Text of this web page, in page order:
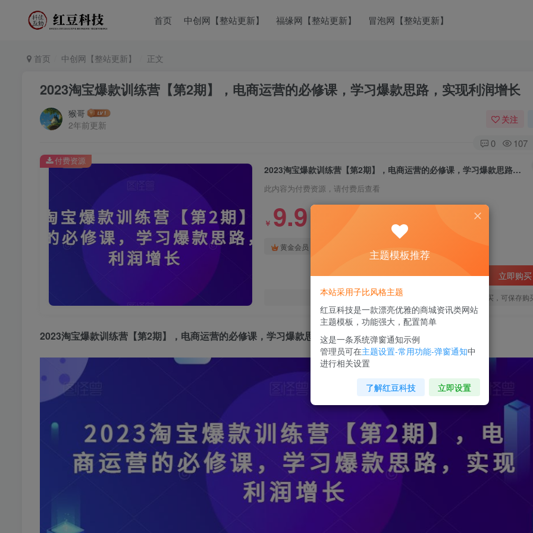
首页 中创网【整站更新】 福缘网【整站更新】 冒泡网【整站更新】
首页 中创网【整站更新】 正文
2023淘宝爆款训练营【第2期】，电商运营的必修课，学习爆款思路，实现利润增长
猴哥
2年前更新
关注
0 107
2023淘宝爆款训练营【第2期】，电商运营的必修课，学习爆款思路，实现利润增长
此内容为付费资源，请付费后查看
￥ 9.9
黄金会员
立即购买
您当前未登录！建议登陆后购买，可保存购
付费资源
2023淘宝爆款训练营 【第2期】，电商运营的必修课，学习爆款思路，实现利润增长
主题模板推荐
本站采用子比风格主题
红豆科技是一款漂亮优雅的商城资讯类网站
主题模板，功能强大，配置简单
这是一条系统弹窗通知示例
管理员可在主题设置-常用功能-弹窗通知中
进行相关设置
了解红豆科技 立即设置